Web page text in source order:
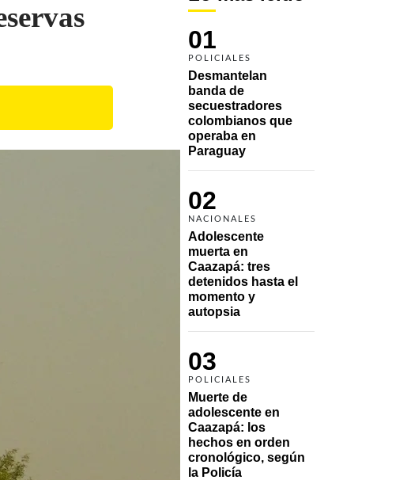
01
POLICIALES
Desmantelan
banda de
secuestradores
colombianos que
operaba en
Paraguay
02
NACIONALES
Adolescente
muerta en
Caazapá: tres
detenidos hasta el
momento y
autopsia
03
POLICIALES
Muerte de
adolescente en
Caazapá: los
hechos en orden
cronológico, según
la Policía